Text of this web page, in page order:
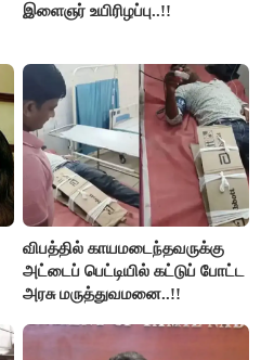
இளைஞர் உயிரிழப்பு..!!
விபத்தில் காயமடைந்தவருக்கு
அட்டைப் பெட்டியில் கட்டுப் போட்ட
அரசு மருத்துவமனை..!!